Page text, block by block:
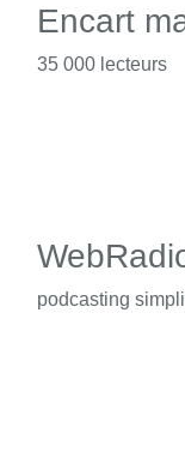
Encart
35 000 lecteurs
podcasting